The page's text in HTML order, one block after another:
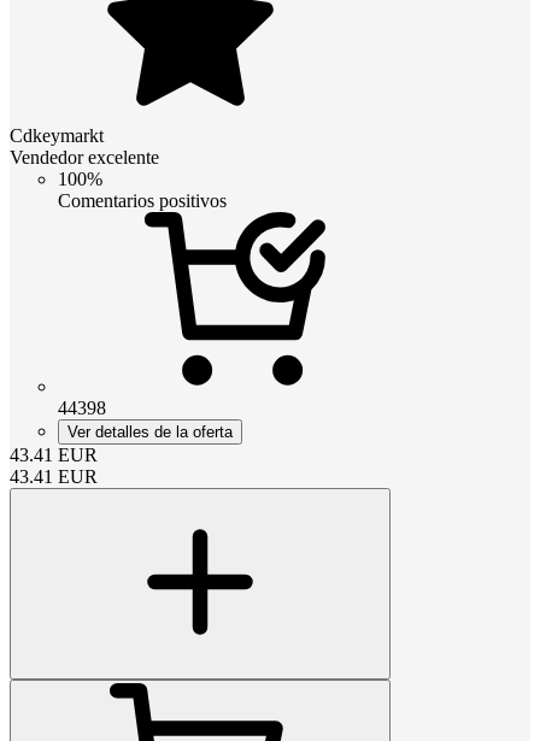
Cdkeymarkt
Vendedor excelente
100%
Comentarios positivos
44398
Ver detalles de la oferta
43.41 EUR
43.41 EUR